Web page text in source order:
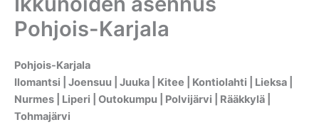
Pohjois-Karjala
Pohjois-Karjala
Ilomantsi | Joensuu | Juuka | Kitee | Kontiolahti | Lieksa |
Nurmes | Liperi | Outokumpu | Polvijärvi | Rääkkylä |
Tohmajärvi